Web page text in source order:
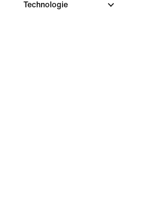
Technologie